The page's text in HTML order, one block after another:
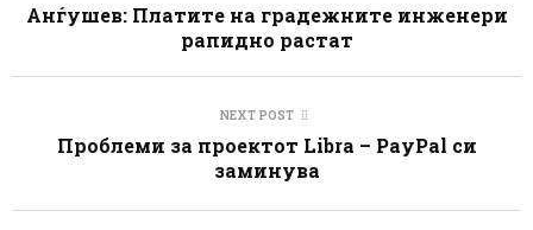
Анѓушев: Платите на градежните инженери
рапидно растат
NEXT POST
Проблеми за проектот Libra – PayPal си
заминува